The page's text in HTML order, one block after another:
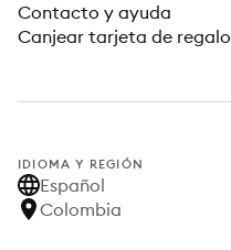
Contacto y ayuda
Canjear tarjeta de regalo
IDIOMA Y REGIÓN
Español
Colombia